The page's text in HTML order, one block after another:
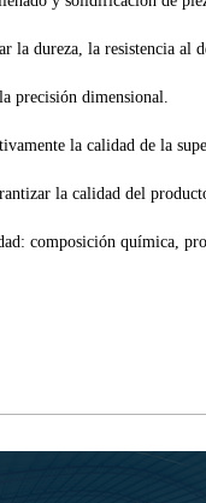
dureza, la resistencia al
precisión dimensional.
la calidad de la
la calidad del
composición química,